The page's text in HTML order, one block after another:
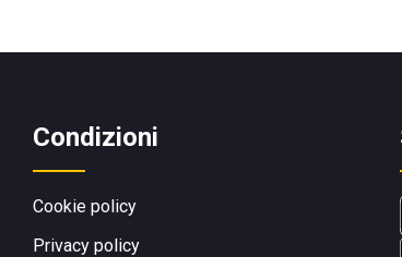
Condizioni
Cookie policy
Privacy policy